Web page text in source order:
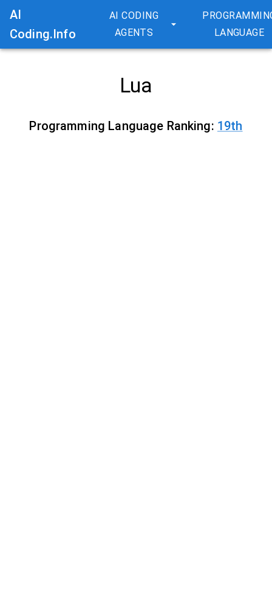
AI
Coding.Info
AI CODING
AGENTS
LANGUAGE
Lua
Programming Language Ranking: 19th